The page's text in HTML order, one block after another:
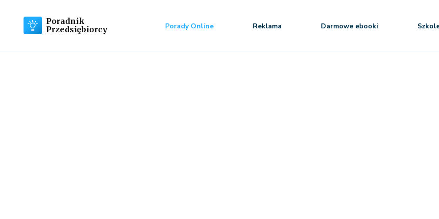
Poradnik
Przedsiębiorcy
Porady Online Reklama Darmowe ebooki